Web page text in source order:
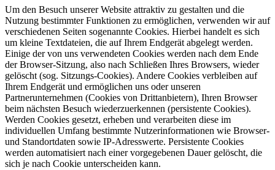
Um den Besuch unserer Website attraktiv zu gestalten und die
Nutzung bestimmter Funktionen zu ermöglichen, verwenden wir auf
verschiedenen Seiten sogenannte Cookies. Hierbei handelt es sich
um kleine Textdateien, die auf Ihrem Endgerät abgelegt werden.
Einige der von uns verwendeten Cookies werden nach dem Ende
der Browser-Sitzung, also nach Schließen Ihres Browsers, wieder
gelöscht (sog. Sitzungs-Cookies). Andere Cookies verbleiben auf
Ihrem Endgerät und ermöglichen uns oder unseren
Partnerunternehmen (Cookies von Drittanbietern), Ihren Browser
beim nächsten Besuch wiederzuerkennen (persistente Cookies).
Werden Cookies gesetzt, erheben und verarbeiten diese im
individuellen Umfang bestimmte Nutzerinformationen wie Browser-
und Standortdaten sowie IP-Adresswerte. Persistente Cookies
werden automatisiert nach einer vorgegebenen Dauer gelöscht, die
sich je nach Cookie unterscheiden kann.